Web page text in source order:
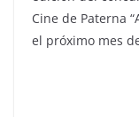
Cine de Paterna
el próximo mes